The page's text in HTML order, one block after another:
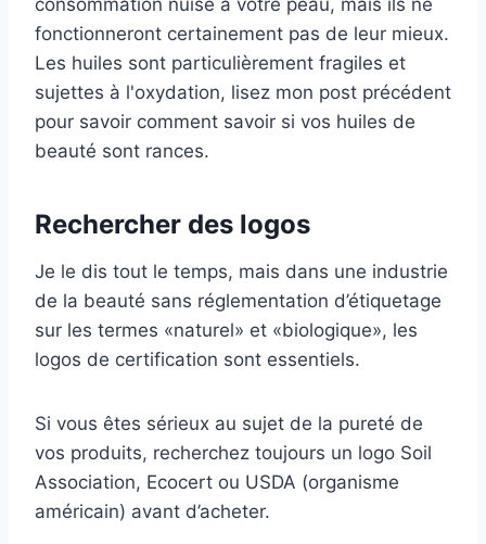
consommation nuise à votre peau, mais ils ne
fonctionneront certainement pas de leur mieux.
Les huiles sont particulièrement fragiles et
sujettes à l'oxydation, lisez mon post précédent
pour savoir comment savoir si vos huiles de
beauté sont rances.
Rechercher des logos
Je le dis tout le temps, mais dans une industrie
de la beauté sans réglementation d’étiquetage
sur les termes «naturel» et «biologique», les
logos de certification sont essentiels.
Si vous êtes sérieux au sujet de la pureté de
vos produits, recherchez toujours un logo Soil
Association, Ecocert ou USDA (organisme
américain) avant d’acheter.